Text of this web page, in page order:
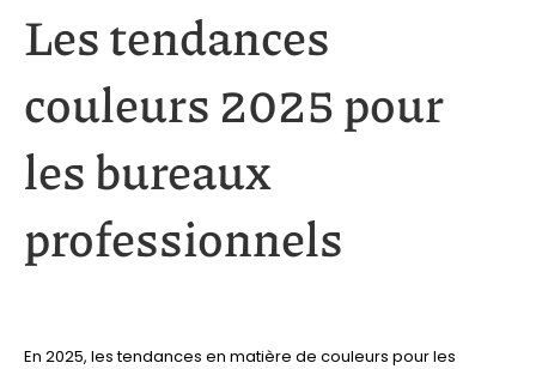
Les tendances
couleurs 2025 pour
les bureaux
professionnels
En 2025, les tendances en matière de couleurs pour les